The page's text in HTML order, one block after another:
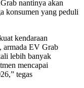
nantinya akan
konsumen yang peduli
kendaraan
armada EV Grab
lebih banyak
mencapai
tegas